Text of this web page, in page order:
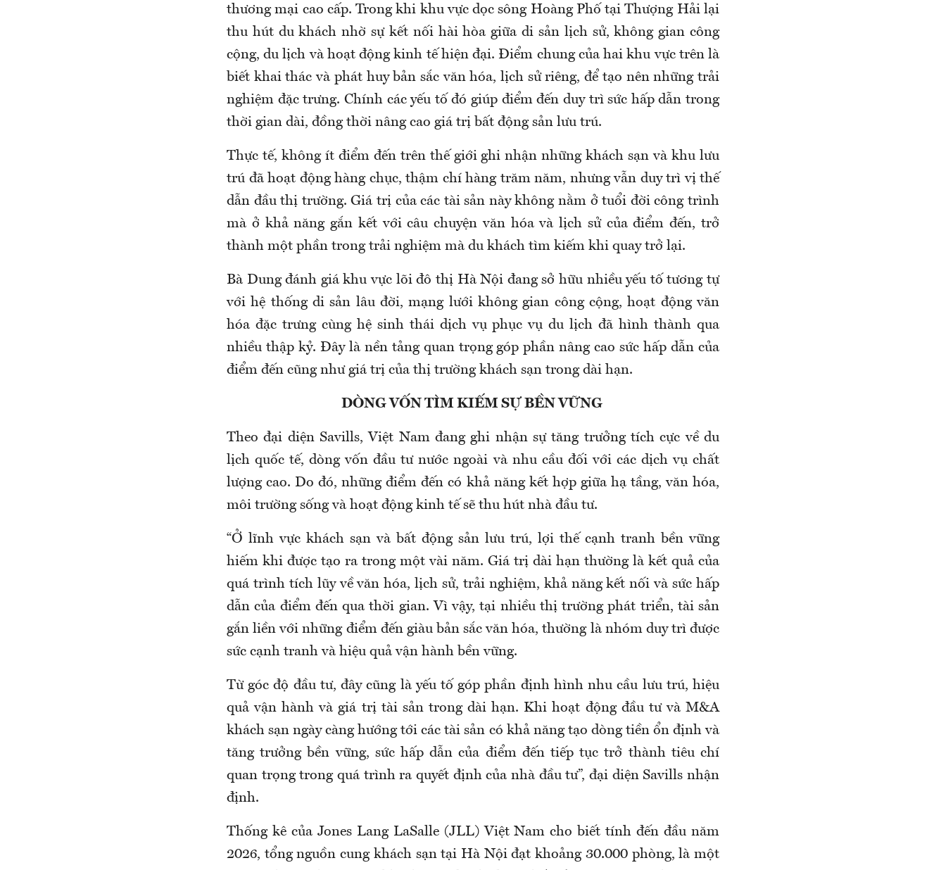
thương mại cao cấp. Trong khi khu vực dọc sông Hoàng Phố tại Thượng Hải lại
thu hút du khách nhờ sự kết nối hài hòa giữa di sản lịch sử, không gian công
cộng, du lịch và hoạt động kinh tế hiện đại. Điểm chung của hai khu vực trên là
biết khai thác và phát huy bản sắc văn hóa, lịch sử riêng, để tạo nên những trải
nghiệm đặc trưng. Chính các yếu tố đó giúp điểm đến duy trì sức hấp dẫn trong
thời gian dài, đồng thời nâng cao giá trị bất động sản lưu trú.
Thực tế, không ít điểm đến trên thế giới ghi nhận những khách sạn và khu lưu
trú đã hoạt động hàng chục, thậm chí hàng trăm năm, nhưng vẫn duy trì vị thế
dẫn đầu thị trường. Giá trị của các tài sản này không nằm ở tuổi đời công trình
mà ở khả năng gắn kết với câu chuyện văn hóa và lịch sử của điểm đến, trở
thành một phần trong trải nghiệm mà du khách tìm kiếm khi quay trở lại.
Bà Dung đánh giá khu vực lõi đô thị Hà Nội đang sở hữu nhiều yếu tố tương tự
với hệ thống di sản lâu đời, mạng lưới không gian công cộng, hoạt động văn
hóa đặc trưng cùng hệ sinh thái dịch vụ phục vụ du lịch đã hình thành qua
nhiều thập kỷ. Đây là nền tảng quan trọng góp phần nâng cao sức hấp dẫn của
điểm đến cũng như giá trị của thị trường khách sạn trong dài hạn.
DÒNG VỐN TÌM KIẾM SỰ BỀN VỮNG
Theo đại diện Savills, Việt Nam đang ghi nhận sự tăng trưởng tích cực về du
lịch quốc tế, dòng vốn đầu tư nước ngoài và nhu cầu đối với các dịch vụ chất
lượng cao. Do đó, những điểm đến có khả năng kết hợp giữa hạ tầng, văn hóa,
môi trường sống và hoạt động kinh tế sẽ thu hút nhà đầu tư.
“Ở lĩnh vực khách sạn và bất động sản lưu trú, lợi thế cạnh tranh bền vững
hiếm khi được tạo ra trong một vài năm. Giá trị dài hạn thường là kết quả của
quá trình tích lũy về văn hóa, lịch sử, trải nghiệm, khả năng kết nối và sức hấp
dẫn của điểm đến qua thời gian. Vì vậy, tại nhiều thị trường phát triển, tài sản
gắn liền với những điểm đến giàu bản sắc văn hóa, thường là nhóm duy trì được
sức cạnh tranh và hiệu quả vận hành bền vững.
Từ góc độ đầu tư, đây cũng là yếu tố góp phần định hình nhu cầu lưu trú, hiệu
quả vận hành và giá trị tài sản trong dài hạn. Khi hoạt động đầu tư và M&A
khách sạn ngày càng hướng tới các tài sản có khả năng tạo dòng tiền ổn định và
tăng trưởng bền vững, sức hấp dẫn của điểm đến tiếp tục trở thành tiêu chí
quan trọng trong quá trình ra quyết định của nhà đầu tư”, đại diện Savills nhận
định.
Thống kê của Jones Lang LaSalle (JLL) Việt Nam cho biết tính đến đầu năm
2026, tổng nguồn cung khách sạn tại Hà Nội đạt khoảng 30.000 phòng, là một